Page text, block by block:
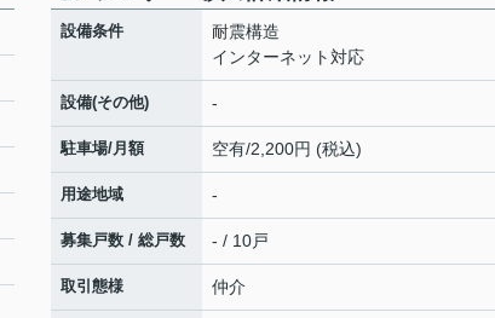
設備条件
耐震構造
インターネット対応
設備(その他) -
駐車場/月額 空有/2,200円 (税込)
用途地域 -
募集戸数 / 総戸数 - / 10戸
取引態様 仲介